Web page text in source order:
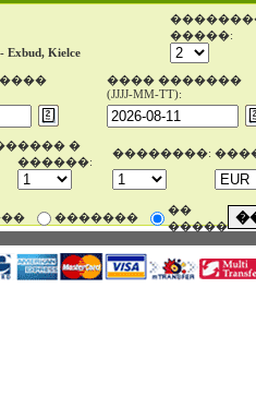
�����:
Exbud, Kielce
���� �������
(JJJJ-MM-TT):
���� �
������:
��������:
�������
��
�����